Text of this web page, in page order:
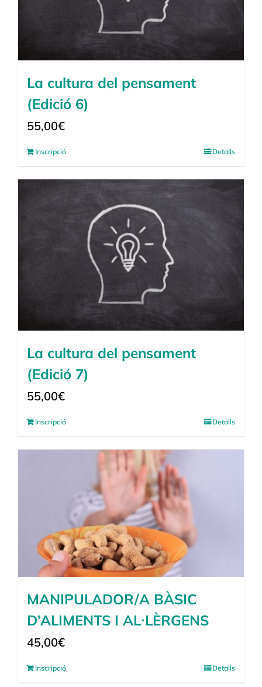
La cultura del pensament
(Edició 6)
55,00€
Inscripció Detalls
La cultura del pensament
(Edició 7)
55,00€
Inscripció Detalls
MANIPULADOR/A BÀSIC
D’ALIMENTS I AL·LÈRGENS
45,00€
Inscripció Detalls